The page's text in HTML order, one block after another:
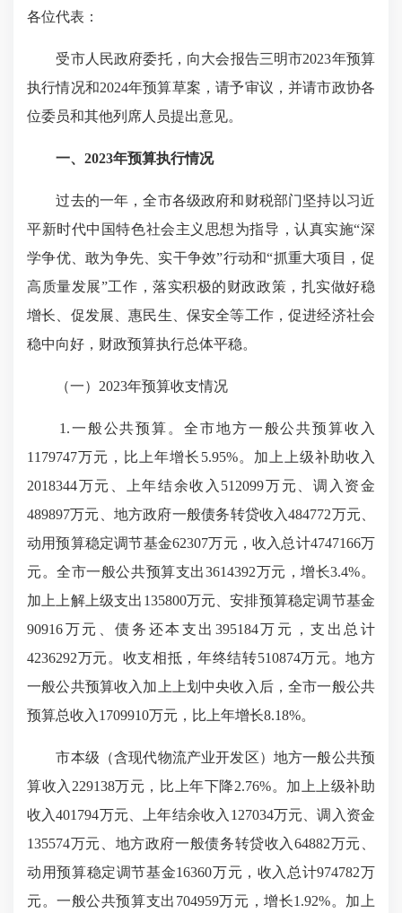
各位代表：
受市人民政府委托，向大会报告三明市2023年预算
执行情况和2024年预算草案，请予审议，并请市政协各
位委员和其他列席人员提出意见。
一、2023年预算执行情况
过去的一年，全市各级政府和财税部门坚持以习近
平新时代中国特色社会主义思想为指导，认真实施“深
学争优、敢为争先、实干争效”行动和“抓重大项目，促
高质量发展”工作，落实积极的财政政策，扎实做好稳
增长、促发展、惠民生、保安全等工作，促进经济社会
稳中向好，财政预算执行总体平稳。
（一）2023年预算收支情况
1.一般公共预算。全市地方一般公共预算收入
1179747万元，比上年增长5.95%。加上上级补助收入
2018344万元、上年结余收入512099万元、调入资金
489897万元、地方政府一般债务转贷收入484772万元、
动用预算稳定调节基金62307万元，收入总计4747166万
元。全市一般公共预算支出3614392万元，增长3.4%。
加上上解上级支出135800万元、安排预算稳定调节基金
90916万元、债务还本支出395184万元，支出总计
4236292万元。收支相抵，年终结转510874万元。地方
一般公共预算收入加上上划中央收入后，全市一般公共
预算总收入1709910万元，比上年增长8.18%。
市本级（含现代物流产业开发区）地方一般公共预
算收入229138万元，比上年下降2.76%。加上上级补助
收入401794万元、上年结余收入127034万元、调入资金
135574万元、地方政府一般债务转贷收入64882万元、
动用预算稳定调节基金16360万元，收入总计974782万
元。一般公共预算支出704959万元，增长1.92%。加上